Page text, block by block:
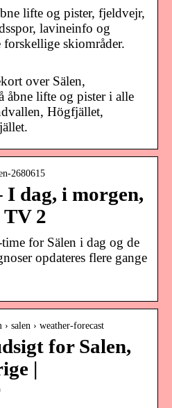
lifte og pister, fjeldvejr,
lavineinfo og
skiområder.
over Sälen,
åbne lifte og pister i alle
Högfjället,
2680615
I dag, i morgen,
TV 2
for Sälen i dag og de
opdateres flere gange
salen › weather-forecast
for Salen,
|